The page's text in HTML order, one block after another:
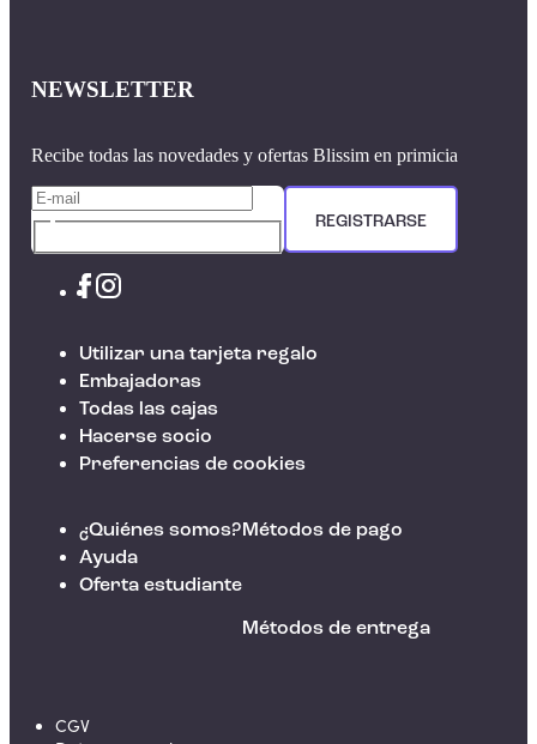
NEWSLETTER
Recibe todas las novedades y ofertas Blissim en primicia
REGISTRARSE
Utilizar una tarjeta regalo
Embajadoras
Todas las cajas
Hacerse socio
Preferencias de cookies
¿Quiénes somos?
Ayuda
Oferta estudiante
Métodos de pago
Métodos de entrega
CGV